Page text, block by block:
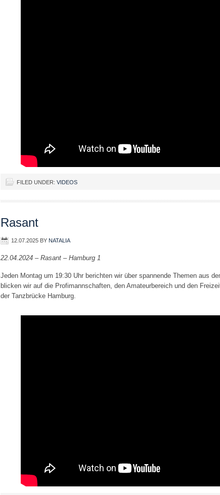
FILED UNDER: VIDEOS
Rasant
12.07.2025 BY NATALIA
22.04.2024 – Rasant – Hamburg 1
Jeden Montag um 19:30 Uhr berichten wir über spannende Themen aus
blicken wir auf die Profimannschaften, den Amateurbereich und den
der Tanzbrücke Hamburg.